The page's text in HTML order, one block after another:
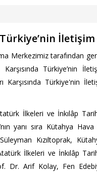
Türkiye’nin
Merkezimiz tarafından
Türkiye’nin
Karşısında Türkiye'nin
İlkeleri ve İnkılâp
yanı sıra Kütahya
Kızıltoprak,
İlkeleri ve İnkılâp
Dr. Arif Kolay, Fen